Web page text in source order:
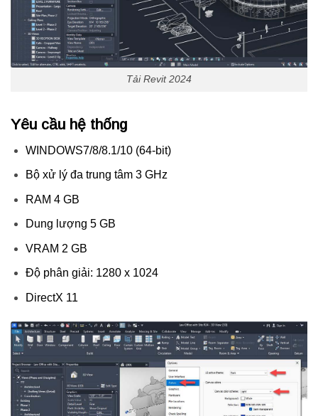
Tải Revit 2024
Yêu cầu hệ thống
WINDOWS7/8/8.1/10 (64-bit)
Bộ xử lý đa trung tâm 3 GHz
RAM 4 GB
Dung lượng 5 GB
VRAM 2 GB
Độ phân giải: 1280 x 1024
DirectX 11